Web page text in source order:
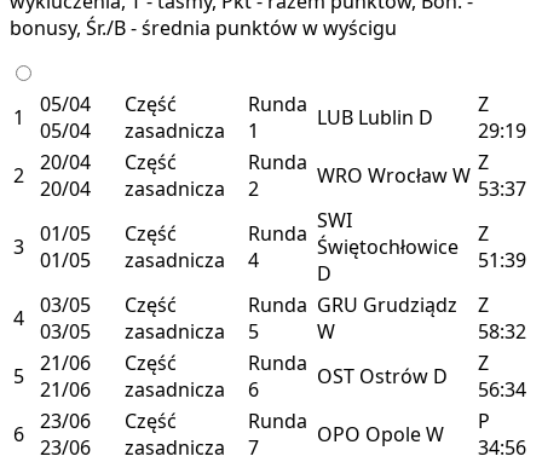
bonusy, Śr./B - średnia punktów w wyścigu
1
05/04
05/04
Część
zasadnicza
Runda
1
LUB Lublin D
Z
29:19
2 20/04
20/04
Część
zasadnicza
Runda
2
WRO WrocławW Z
53:37
3 01/05
01/05
Część
zasadnicza
Runda
4
SWI
Świętochłowice
D
Z
51:39
4 03/05
03/05
Część
zasadnicza
Runda
5
GRU Grudziądz
W
Z
58:32
5 21/06
21/06
Część
zasadnicza
Runda
6
OST Ostrów D
Z
56:34
6 23/06
23/06
Część
zasadnicza
Runda
7
OPO OpoleW
P
34:56